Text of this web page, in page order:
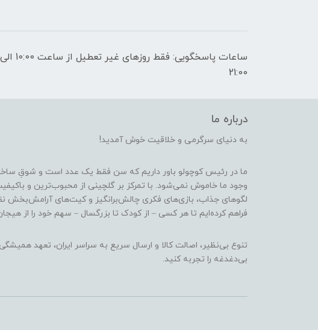
21:00
درباره ما
به دنیای سرگرمی و خلاقیت خوش آمدید!
ما در رئیس کوچولو باور داریم که سن فقط یک عدد است و شوقِ
وجود ما خاموش نمی‌شود. با تمرکز بر گلچینی از محبوب‌ترین و
لگوهای جذاب، بازی‌های فکری چالش‌برانگیز و کیت‌های آرامش‌بخش
فراهم کرده‌ایم تا هر کسی – از کودک تا بزرگسال – سهم خود را از
تنوع بی‌نظیر، اصالت کالا و ارسال سریع به سراسر ایران، تعهد
بی‌دغدغه را تجربه کنید.